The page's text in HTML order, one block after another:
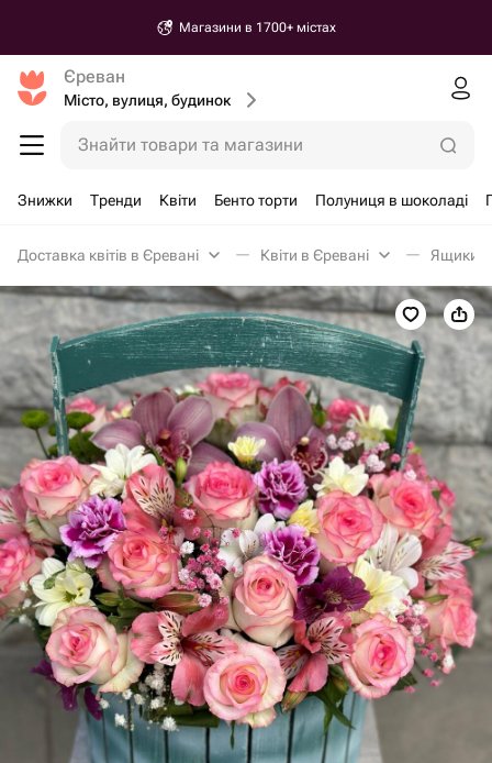
Магазини в 1700+ містах
Єреван
Місто, вулиця, будинок
Знайти товари та магазини
Знижки Тренди Квіти Бенто торти Полуниця в шоколаді
Доставка квітів в Єревані Квіти в Єревані Ящики з